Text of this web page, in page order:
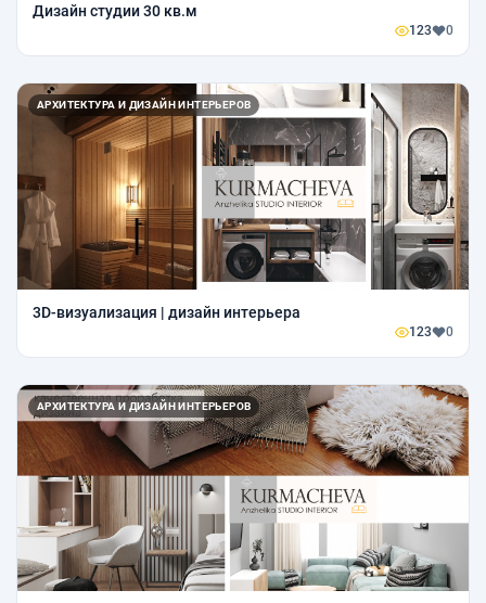
Дизайн студии 30 кв.м
123 0
АРХИТЕКТУРА И ДИЗАЙН ИНТЕРЬЕРОВ
3D-визуализация | дизайн интерьера
123 0
АРХИТЕКТУРА И ДИЗАЙН ИНТЕРЬЕРОВ